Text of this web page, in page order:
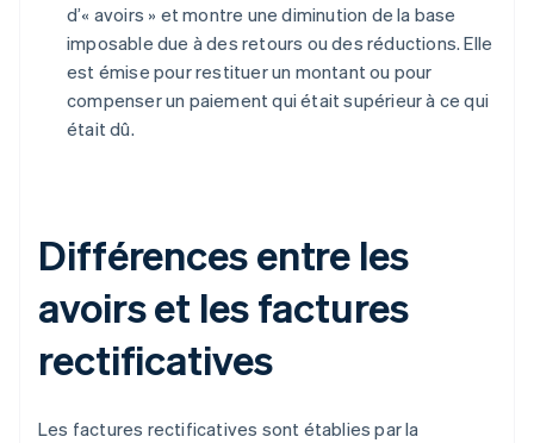
d’« avoirs » et montre une diminution de la base
imposable due à des retours ou des réductions. Elle
est émise pour restituer un montant ou pour
compenser un paiement qui était supérieur à ce qui
était dû.
Différences entre les
avoirs et les factures
rectificatives
Les factures rectificatives sont établies par la